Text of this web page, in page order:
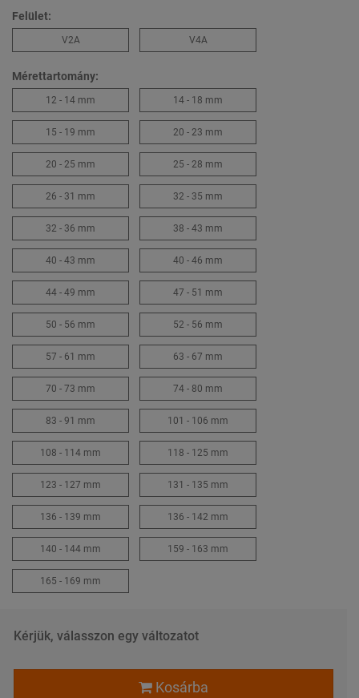
Felület:
V2A V4A
Mérettartomány:
12 - 14 mm 14 - 18 mm
15 - 19 mm 20 - 23 mm
20 - 25 mm 25 - 28 mm
26 - 31 mm 32 - 35 mm
32 - 36 mm 38 - 43 mm
40 - 43 mm 40 - 46 mm
44 - 49 mm 47 - 51 mm
50 - 56 mm 52 - 56 mm
57 - 61 mm 63 - 67 mm
70 - 73 mm 74 - 80 mm
83 - 91 mm 101 - 106 mm
108 - 114 mm 118 - 125 mm
123 - 127 mm 131 - 135 mm
136 - 139 mm 136 - 142 mm
140 - 144 mm 159 - 163 mm
165 - 169 mm
Kérjük, válasszon egy változatot
Kosárba